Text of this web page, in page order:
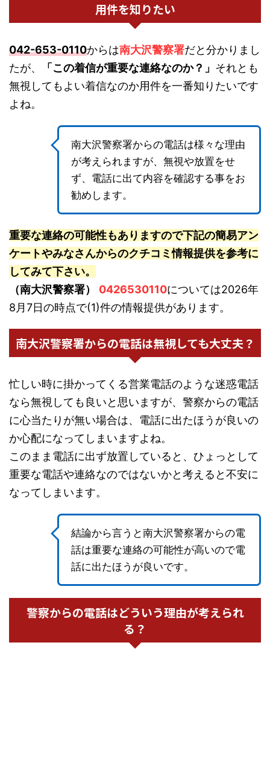
用件を知りたい
042-653-0110からは南大沢警察署だと分かりまし
たが、
「この着信が重要な連絡なのか？」 それとも
無視してもよい着信なのか用件を一番知りたいです
よね。
南大沢警察署からの電話は様々な理由
が考えられますが、無視や放置をせ
ず、電話に出て内容を確認する事をお
勧めします。
重要な連絡の可能性もありますので下記の簡易アン
ケートやみなさんからのクチコミ情報提供を参考に
してみて下さい。
（南大沢警察署）
0426530110については2026年
8月7日の時点で(1)件の情報提供があります。
南大沢警察署からの電話は無視しても大丈夫？
忙しい時に掛かってくる営業電話のような迷惑電話
なら無視しても良いと思いますが、警察からの電話
に心当たりが無い場合は、電話に出たほうが良いの
か心配になってしまいますよね。
このまま電話に出ず放置していると、ひょっとして
重要な電話や連絡なのではないかと考えると不安に
なってしまいます。
結論から言うと南大沢警察署からの電
話は重要な連絡の可能性が高いので電
話に出たほうが良いです。
警察からの電話はどういう理由が考えられ
る？